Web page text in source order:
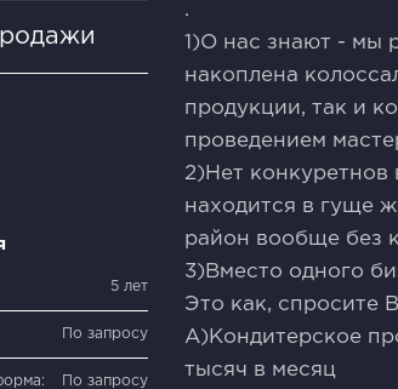
5 лет
По запросу
По запросу
.
1)О нас знают - мы
накоплена
продукции, так и
проведением
2)Нет конкуретнов
находится в гуще
район вообще без
3)Вместо одного
Это как, спросите
А)Кондитерское
тысяч в месяц